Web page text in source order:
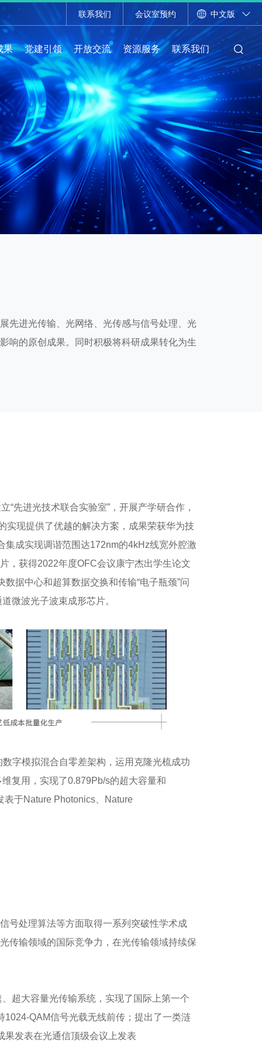
联系我们 会议室预约 中文版
果 党建引领 开放交流 资源服务 联系我们
先进光传输、光网络、光传感与信号处理、光
响的原创成果。同时积极将科研成果转化为生
“先进光技术联合实验室”，开展产学研合作，
实现提供了优越的解决方案，成果荣获华为技
集成实现调谐范围达172nm的4kHz线宽外腔激
，获得2022年度OFC会议康宁杰出学生论文
据中心和超算数据交换和传输“电子瓶颈”问
微波光子波束成形芯片。
字模拟混合自零差架构，运用克隆光梳成功
复用，实现了0.879Pb/s的超大容量和
表于Nature Photonics、Nature
号处理算法等方面取得一系列突破性学术成
传输领域的国际竞争力，在光传输领域持续保
超大容量光传输系统，实现了国际上第一个
QAM信号光载无线前传；提出了一类涟
果发表在光通信顶级会议上发表